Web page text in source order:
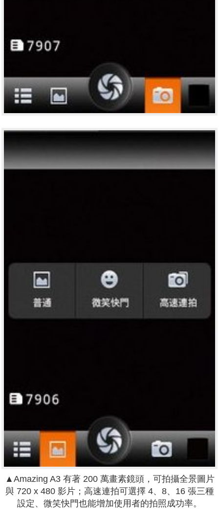
▲Amazing A3 有著 200 萬畫素鏡頭，可拍攝全景圖片
與 720 x 480 影片；高速連拍可選擇 4、8、16 張三種
設定、微笑快門也能增加使用者的拍照成功率。